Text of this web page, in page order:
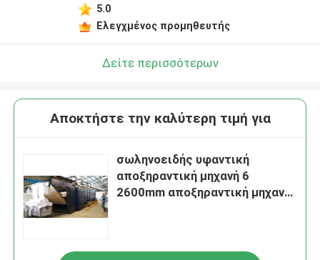
5.0
Ελεγχμένος προμηθευτής
Δείτε περισσότερων
Αποκτήστε την καλύτερη τιμή για
σωληνοειδής υφαντική
αποξηραντική μηχανή 6
2600mm αποξηραντική μηχανή